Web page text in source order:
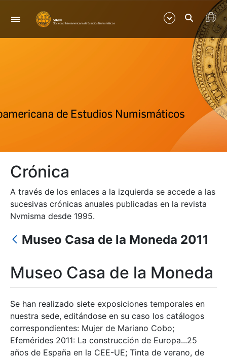
Navigation
Show/Hide
Show/Hide
Show/Hide
Crónica
A través de los enlaces a la izquierda se accede a las
sucesivas crónicas anuales publicadas en la revista
Nvmisma desde 1995.
Museo Casa de la Moneda 2011
Museo Casa de la Moneda
Se han realizado siete exposiciones temporales en
nuestra sede, editándose en su caso los catálogos
correspondientes: Mujer de Mariano Cobo;
Efemérides 2011: La construcción de Europa...25
años de España en la CEE-UE; Tinta de verano, de